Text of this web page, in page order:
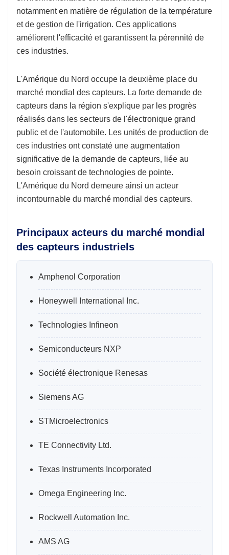
notamment en matière de régulation de la température
et de gestion de l'irrigation. Ces applications
améliorent l'efficacité et garantissent la pérennité de
ces industries.
L'Amérique du Nord occupe la deuxième place du
marché mondial des capteurs. La forte demande de
capteurs dans la région s'explique par les progrès
réalisés dans les secteurs de l'électronique grand
public et de l'automobile. Les unités de production de
ces industries ont constaté une augmentation
significative de la demande de capteurs, liée au
besoin croissant de technologies de pointe.
L'Amérique du Nord demeure ainsi un acteur
incontournable du marché mondial des capteurs.
Principaux acteurs du marché mondial
des capteurs industriels
Amphenol Corporation
Honeywell International Inc.
Technologies Infineon
Semiconducteurs NXP
Société électronique Renesas
Siemens AG
STMicroelectronics
TE Connectivity Ltd.
Texas Instruments Incorporated
Omega Engineering Inc.
Rockwell Automation Inc.
AMS AG